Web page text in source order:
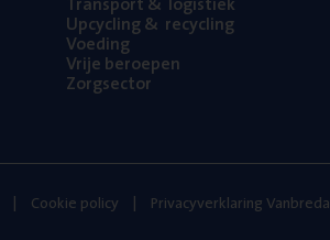
Upcy­cling& recycling
Voe­ding
Vrije beroe­pen
Zorg­sec­tor
Cookie policy Privacyverklaring Vanbreda